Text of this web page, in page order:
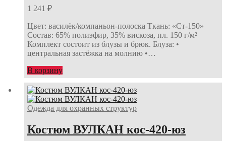
1 241 ₽
Цвет: василёк/компаньон-полоска Ткань: «Ст-150»
Состав: 65% полиэфир, 35% вискоза, пл. 150 г/м²
Комплект состоит из блузы и брюк. Блуза: •
центральная застёжка на молнию •…
В корзину
Одежда для охранных структур
Костюм ВУЛКАН кос-420-юз